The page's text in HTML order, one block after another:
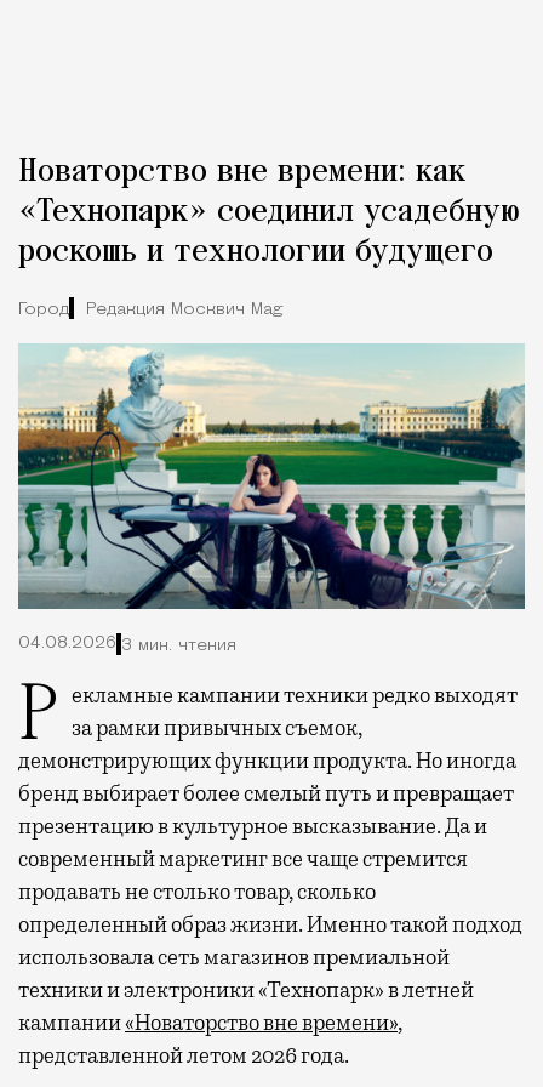
Новаторство вне времени: как
«Технопарк» соединил усадебную
роскошь и технологии будущего
Город Редакция Москвич Mag
04.08.2026 3 мин. чтения
Рекламные кампании техники редко выходят
за рамки привычных съемок,
демонстрирующих функции продукта. Но иногда
бренд выбирает более смелый путь и превращает
презентацию в культурное высказывание. Да и
современный маркетинг все чаще стремится
продавать не столько товар, сколько
определенный образ жизни. Именно такой подход
использовала сеть магазинов премиальной
техники и электроники «Технопарк» в летней
кампании«Новаторство вне времени»,
представленной летом 2026 года.